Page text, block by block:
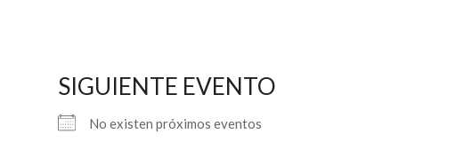
SIGUIENTE EVENTO
No existen próximos eventos